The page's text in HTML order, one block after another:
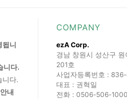
니
니다.
니다.
내
COMPANY
ezA Corp.
경남 창원시 성산구 원
201호
사업자등록번호 :
대표 : 권혁일
전화 : 0506-506-1000